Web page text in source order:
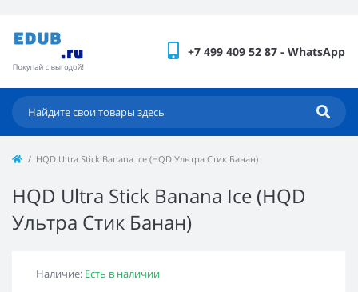
+7 499 409 52 87 - WhatsApp
HQD Ultra Stick Banana Ice (HQD Ультра Стик Банан)
HQD Ultra Stick Banana Ice (HQD
Ультра Стик Банан)
Наличие: Есть в наличии